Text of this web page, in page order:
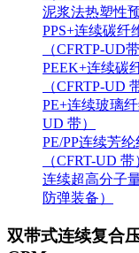
泥浆法热塑性
PPS+连续碳纤
（CFRTP-UD带
PEEK+连续碳
（CFRTP-UD
PE+连续玻璃
UD 带）
PE/PP连续芳
（CFRT-UD 带
连续超高分子
防弹装备）
双带式连续复合